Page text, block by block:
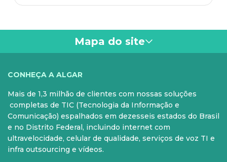
Mapa do site
PARA SUA CASA
Internet Fibra
Fixo
CELULAR
Controle e Pós
Aparelhos
CONHEÇA A ALGAR
Mais de 1,3 milhão de clientes com nossas soluções
completas de TIC (Tecnologia da Informação e
Comunicação) espalhados em dezesseis estados do Brasil
e no Distrito Federal, incluindo internet com
ultravelocidade, celular de qualidade, serviços de voz TI e
infra outsourcing e vídeos.